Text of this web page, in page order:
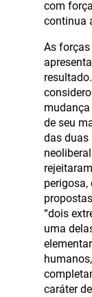
com
continua
As
de seu
das
perigosa,
“dois
uma
caráter